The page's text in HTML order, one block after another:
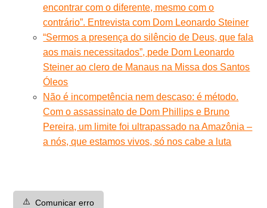
encontrar com o diferente, mesmo com o
contrário”. Entrevista com Dom Leonardo Steiner
“Sermos a presença do silêncio de Deus, que fala
aos mais necessitados”, pede Dom Leonardo
Steiner ao clero de Manaus na Missa dos Santos
Óleos
Não é incompetência nem descaso: é método.
Com o assassinato de Dom Phillips e Bruno
Pereira, um limite foi ultrapassado na Amazônia –
a nós, que estamos vivos, só nos cabe a luta
⚠️ Comunicar erro